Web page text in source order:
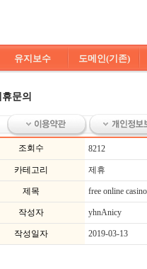
유지보수 도메인(기존)
문의
조회수 8212
카테고리 제휴
제목 free online
작성자 yhnAnicy
작성일자 2019-03-13